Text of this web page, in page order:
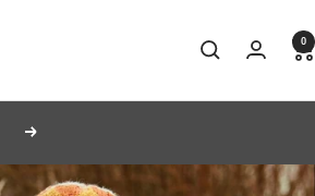
0
Seuraava